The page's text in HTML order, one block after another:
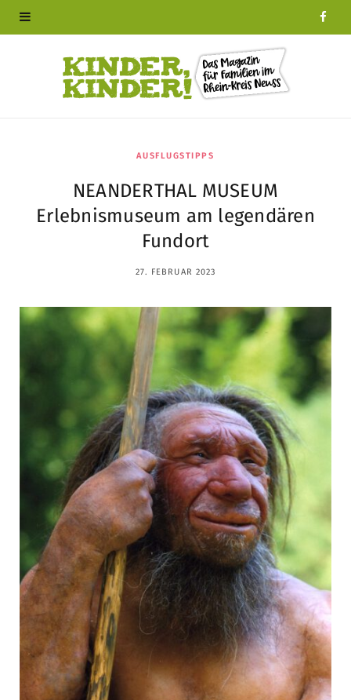
AUSFLUGSTIPPS
NEANDERTHAL MUSEUM
Erlebnismuseum am legendären
Fundort
27. FEBRUAR 2023